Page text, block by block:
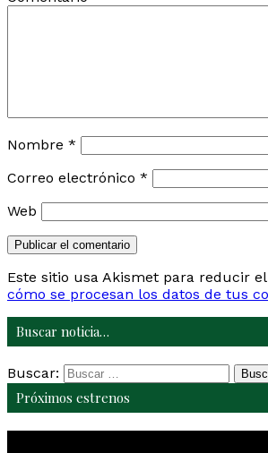
Nombre *
Correo electrónico *
Web
Este sitio usa Akismet para reducir
cómo se procesan los datos de tus
Buscar noticia…
Buscar:
Próximos estrenos